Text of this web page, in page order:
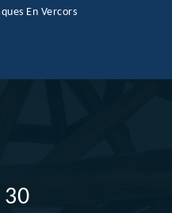
En Vercors
30